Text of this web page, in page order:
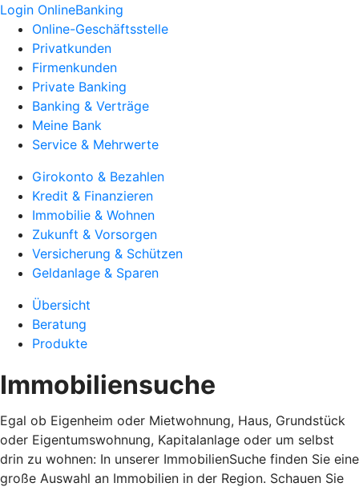
Login OnlineBanking
Online-Geschäftsstelle
Privatkunden
Firmenkunden
Private Banking
Banking & Verträge
Meine Bank
Service & Mehrwerte
Girokonto & Bezahlen
Kredit & Finanzieren
Immobilie & Wohnen
Zukunft & Vorsorgen
Versicherung & Schützen
Geldanlage & Sparen
Übersicht
Beratung
Produkte
Immobiliensuche
Egal ob Eigenheim oder Mietwohnung, Haus, Grundstück
oder Eigentumswohnung, Kapitalanlage oder um selbst
drin zu wohnen: In unserer ImmobilienSuche finden Sie eine
große Auswahl an Immobilien in der Region. Schauen Sie